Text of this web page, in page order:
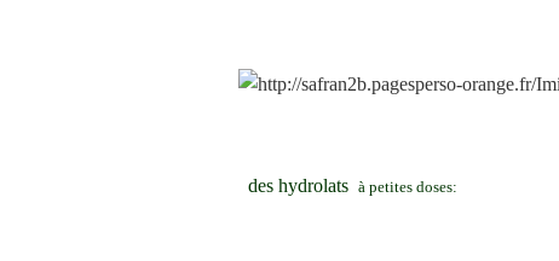
des hydrolats à petites doses: